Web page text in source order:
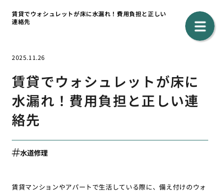
賃貸でウォシュレットが床に水漏れ！費用負担と正しい
連絡先
2025.11.26
賃貸でウォシュレットが床に
水漏れ！費用負担と正しい連
絡先
水道修理
賃貸マンションやアパートで生活している際に、備え付けのウォ